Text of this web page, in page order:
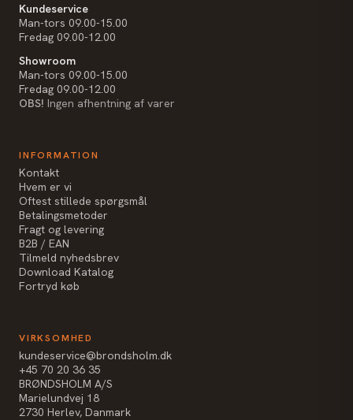
Kundeservice
Man-tors 09.00-15.00
Fredag 09.00-12.00
Showroom
Man-tors 09.00-15.00
Fredag 09.00-12.00
OBS! Ingen afhentning af varer
INFORMATION
Kontakt
Hvem er vi
Oftest stillede spørgsmål
Betalingsmetoder
Fragt og levering
B2B / EAN
Tilmeld nyhedsbrev
Download Katalog
Fortryd køb
VIRKSOMHED
kundeservice@brondsholm.dk
+45 70 20 36 35
BRØNDSHOLM A/S
Marielundvej 18
2730 Herlev, Danmark